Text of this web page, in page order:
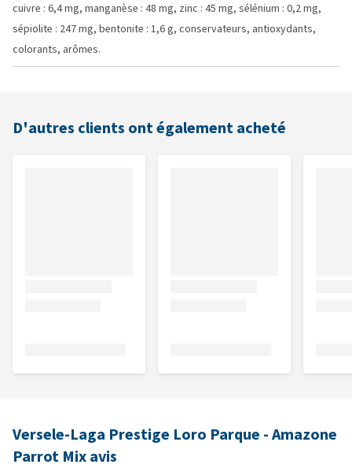
cuivre : 6,4 mg, manganèse : 48 mg, zinc : 45 mg, sélénium : 0,2 mg,
sépiolite : 247 mg, bentonite : 1,6 g, conservateurs, antioxydants,
colorants, arômes.
D'autres clients ont également acheté
Versele-Laga Prestige Loro Parque - Amazone
Parrot Mix avis